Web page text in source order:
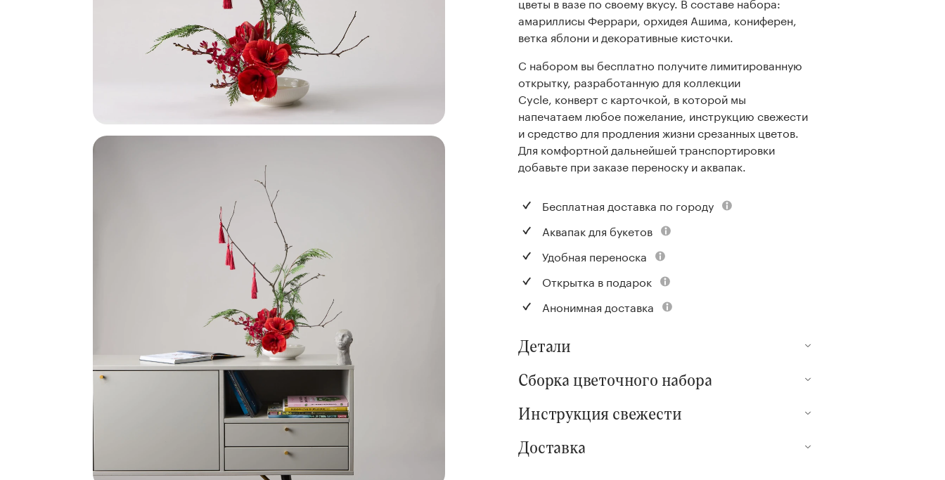
амариллисы Феррари, орхидея Ашима, кониферен,
ветка яблони и декоративные кисточки.
С набором вы бесплатно получите лимитированную
открытку, разработанную для коллекции
Cycle, конверт с карточкой, в которой мы
напечатаем любое пожелание, инструкцию свежести
и средство для продления жизни срезанных цветов.
Для комфортной дальнейшей транспортировки
добавьте при заказе переноску и аквапак.
Бесплатная доставка по городу
Аквапак для букетов
Удобная переноска
Открытка в подарок
Анонимная доставка
Детали
Сборка цветочного набора
Инструкция свежести
Доставка